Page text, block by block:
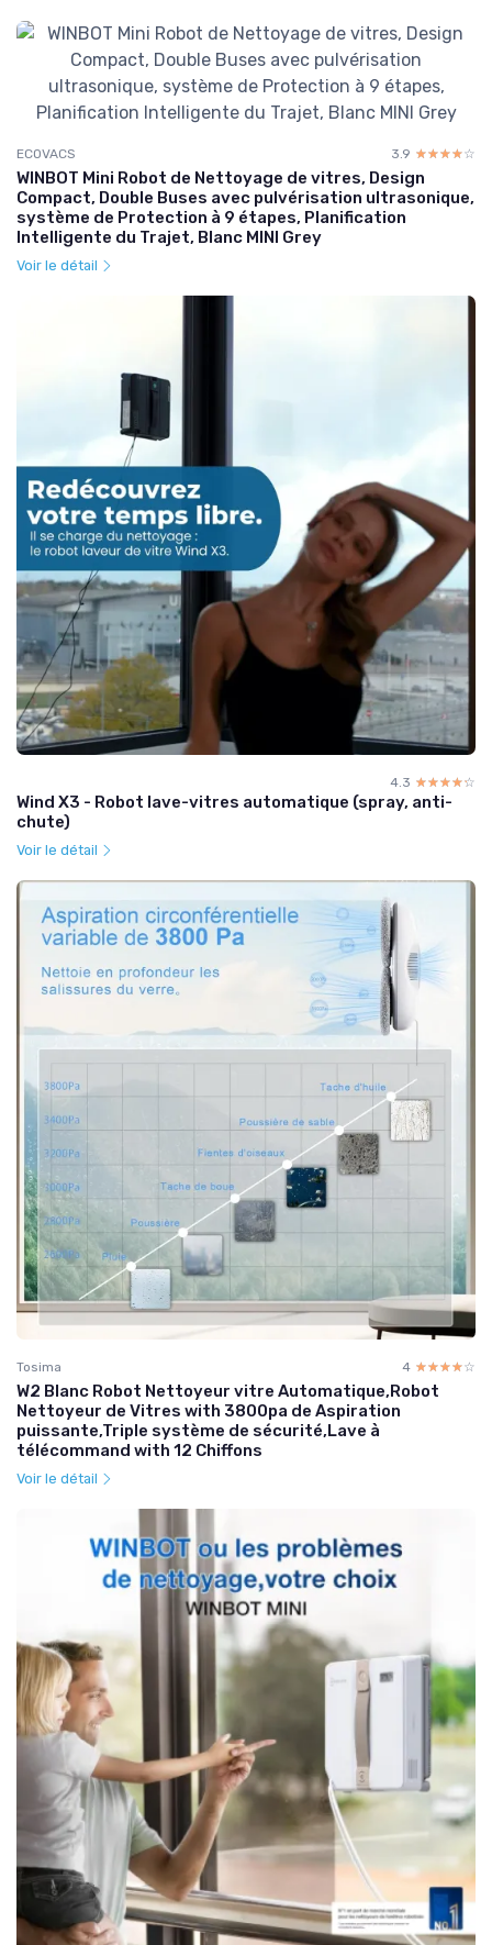
ECOVACS 3.9 ☆☆☆☆☆
★★★★★
WINBOT Mini Robot de Nettoyage de vitres, Design
Compact, Double Buses avec pulvérisation ultrasonique,
système de Protection à 9 étapes, Planification
Intelligente du Trajet, Blanc MINI Grey
Voir le détail
4.3 ☆☆☆☆☆
★★★★★
Wind X3 - Robot lave-vitres automatique (spray, anti-
chute)
Voir le détail
Tosima 4 ☆☆☆☆☆
★★★★★
W2 Blanc Robot Nettoyeur vitre Automatique,Robot
Nettoyeur de Vitres with 3800pa de Aspiration
puissante,Triple système de sécurité,Lave à
télécommand with 12 Chiffons
Voir le détail